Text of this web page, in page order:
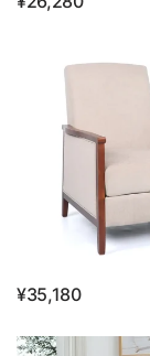
¥35,180